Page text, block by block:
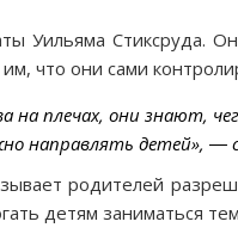
Уильяма Стиксруда.
что они сами
на плечах, они знают,
направлять детей», ―
родителей
детям заниматься